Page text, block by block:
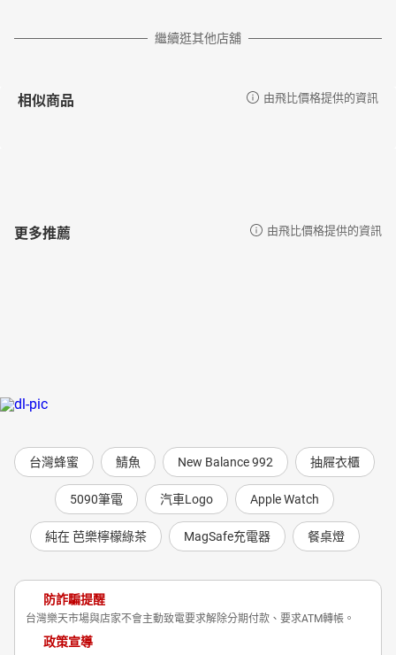
繼續逛其他店舖
相似商品 由飛比價格提供的資訊
更多推薦 由飛比價格提供的資訊
台灣蜂蜜 鯖魚 New Balance 992 抽屜衣櫃
5090筆電 汽車Logo Apple Watch
純在 芭樂檸檬綠茶 MagSafe充電器 餐桌燈
防詐騙提醒
台灣樂天市場與店家不會主動致電要求解除分期付款、要求ATM轉帳。
政策宣導